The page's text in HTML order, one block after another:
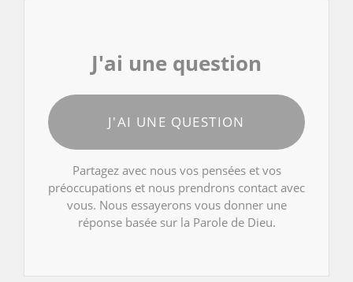
J'ai une question
J'AI UNE QUESTION
Partagez avec nous vos pensées et vos
préoccupations et nous prendrons contact avec
vous. Nous essayerons vous donner une
réponse basée sur la Parole de Dieu.